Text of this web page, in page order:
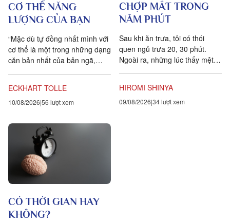
CƠ THỂ NĂNG
LƯỢNG CỦA BẠN
“Mặc dù tự đồng nhất mình với
cơ thể là một trong những dạng
căn bản nhất của bản ngã,
ECKHART TOLLE
10/08/2026 56 lượt xem
CHỢP MẮT TRONG
NĂM PHÚT
Sau khi ăn trưa, tôi có thói
quen ngủ trưa 20, 30 phút.
Ngoài ra, những lúc thấy mệt
HIROMI SHINYA
09/08/2026 34 lượt xem
CÓ THỜI GIAN HAY
KHÔNG?